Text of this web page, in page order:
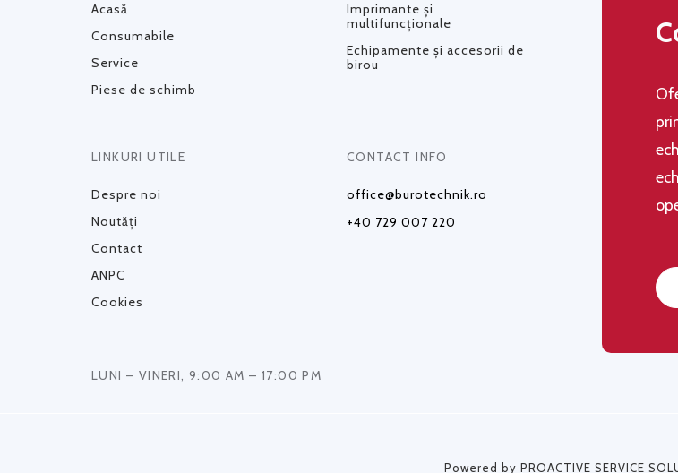
Acasă
Consumabile
Service
Piese de schimb
Imprimante și
multifuncționale
Echipamente și accesorii de
birou
LINKURI UTILE
Despre noi
Noutăți
Contact
ANPC
Cookies
CONTACT INFO
office@burotechnik.ro
+40 729 007 220
LUNI – VINERI, 9:00 AM – 17:00 PM
Powered by PROACTIVE SERVICE